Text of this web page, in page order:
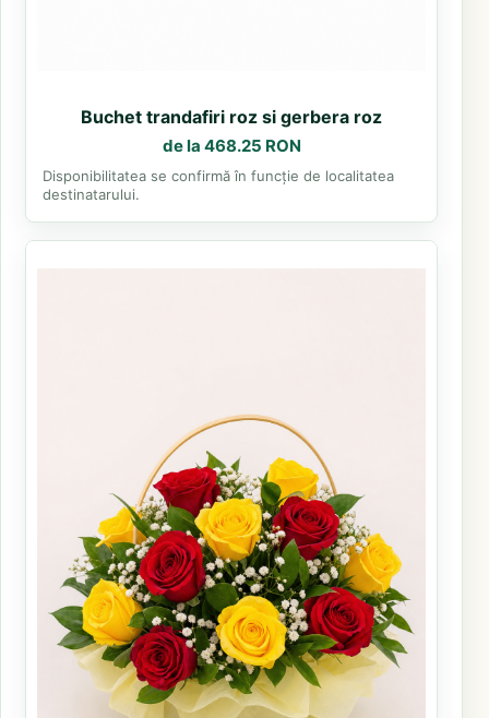
Buchet trandafiri roz si gerbera roz
de la 468.25 RON
Disponibilitatea se confirmă în funcție de localitatea
destinatarului.